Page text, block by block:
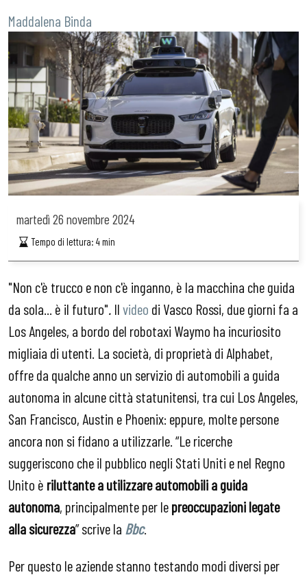
Maddalena Binda
martedì 26 novembre 2024
Tempo di lettura:4min
"Non c'è trucco e non c'è inganno, è la macchina che guida
da sola... è il futuro". Ilvideo di Vasco Rossi, due giorni fa a
Los Angeles, a bordo del robotaxi Waymo ha incuriosito
migliaia di utenti. La società, di proprietà di Alphabet,
offre da qualche anno un servizio di automobili a guida
autonoma in alcune città statunitensi, tra cui Los Angeles,
San Francisco, Austin e Phoenix: eppure, molte persone
ancora non si fidano a utilizzarle. “Le ricerche
suggeriscono che il pubblico negli Stati Uniti e nel Regno
Unito è riluttante a utilizzare automobili a guida
autonoma, principalmente per lepreoccupazioni legate
alla sicurezza” scrive la Bbc.
Per questo le aziende stanno testando modi diversi per